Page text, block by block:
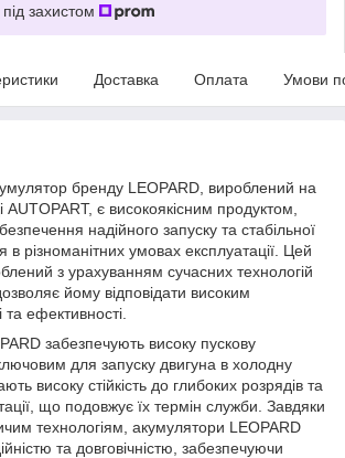
захистом
Доставка Оплата Умови
бренду LEOPARD, вироблений на
AUTOPART, є високоякісним продуктом,
надійного запуску та стабільної
в різноманітних умовах експлуатації. Цей
з урахуванням сучасних технологій
йому відповідати високим
ефективності.
забезпечують високу пускову
для запуску двигуна в холодну
високу стійкість до глибоких розрядів та
що подовжує їх термін служби. Завдяки
технологіям, акумулятори LEOPARD
та довговічністю, забезпечуючи